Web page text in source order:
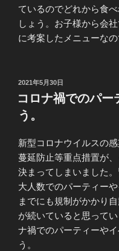
ているのでどれから食
しょう。お子様から会
に考案したメニューな
投
稿
日:
2021年5月30日
コロナ禍でのパー
う。
新型コロナウイルスの
蔓延防止等重点措置が
決まってしまいました
大人数でのパーティー
までにも規制がかかり
が続いていると思って
ナ禍でのパーティーや
う。